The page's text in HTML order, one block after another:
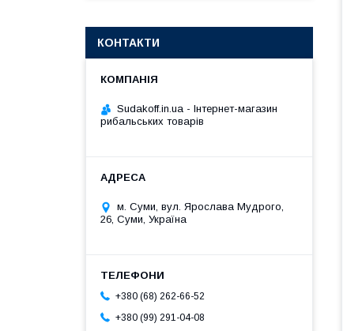
КОНТАКТИ
Sudakoff.in.ua - Інтернет-магазин
рибальських товарів
м. Суми, вул. Ярослава Мудрого,
26, Суми, Україна
+380 (68) 262-66-52
+380 (99) 291-04-08